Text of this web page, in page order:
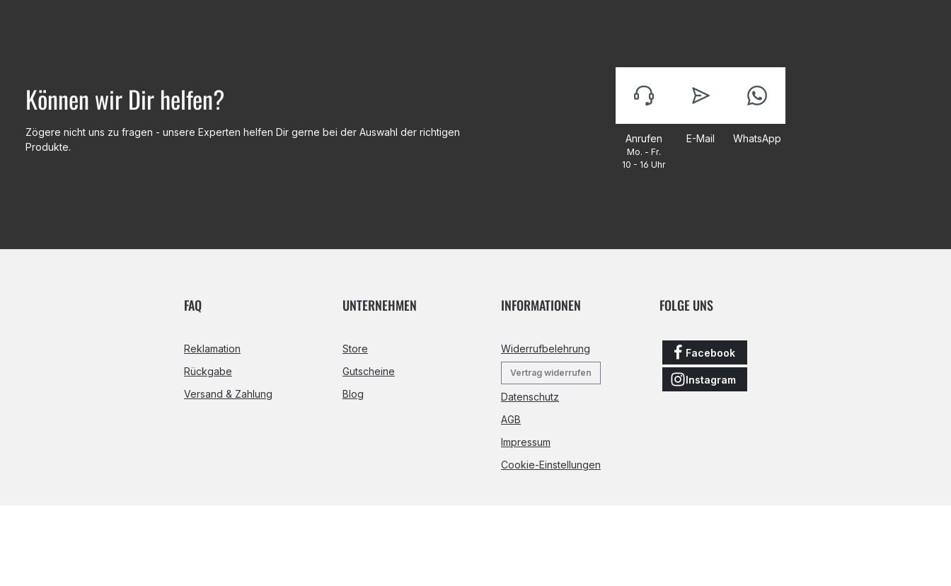
Können wir Dir helfen?
Zögere nicht uns zu fragen - unsere Experten helfen Dir gerne bei der Auswahl der richtigen
Produkte.
Anrufen
Mo. - Fr.
10 - 16 Uhr
E-Mail WhatsApp
FAQ
Reklamation
Rückgabe
Versand & Zahlung
UNTERNEHMEN
Store
Gutscheine
Blog
INFORMATIONEN
Widerrufbelehrung
Vertrag widerrufen
Datenschutz
AGB
Impressum
Cookie-Einstellungen
FOLGE UNS
Facebook
Instagram